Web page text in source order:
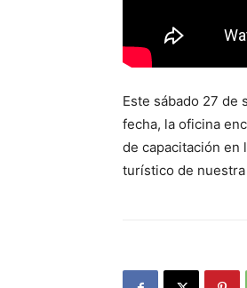
Este sábado 27 de
fecha, la oficina
de capacitación en
turístico de nuestra